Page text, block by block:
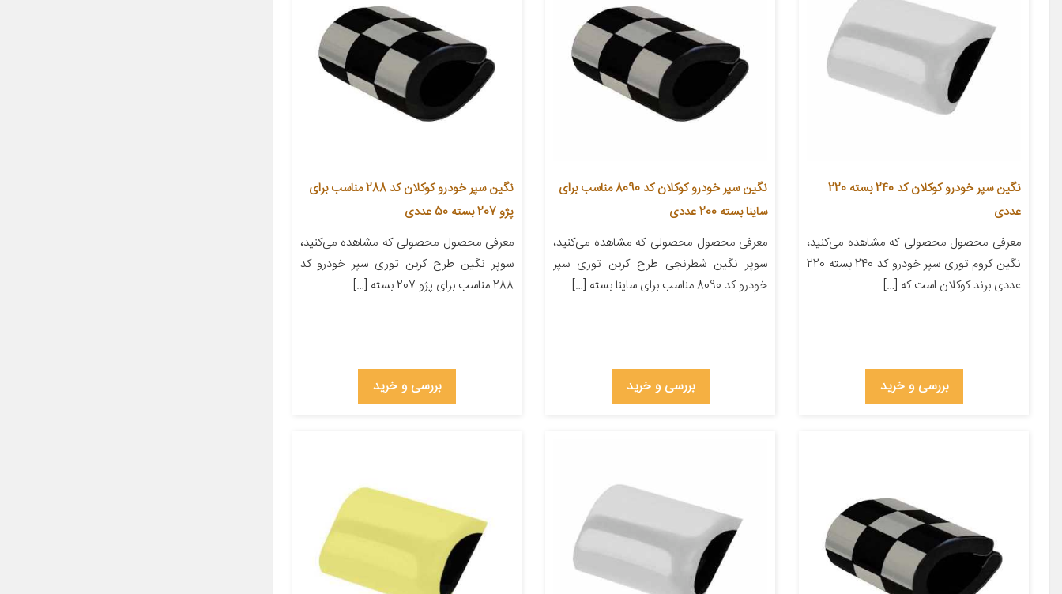
نگین سپر خودرو کوکلان کد 240 بسته 220
عددی
معرفی محصول محصولی که مشاهده می‌کنید،
نگین کروم توری سپر خودرو کد 240 بسته 220
عددی برند کوکلان است که […]
بررسی و خرید
نگین سپر خودرو کوکلان کد 8090 مناسب برای
ساینا بسته 200 عددی
معرفی محصول محصولی که مشاهده می‌کنید،
سوپر نگین شطرنجی طرح کربن توری سپر
خودرو کد 8090 مناسب برای ساینا بسته […]
بررسی و خرید
نگین سپر خودرو کوکلان کد 288 مناسب برای
پژو 207 بسته 50 عددی
معرفی محصول محصولی که مشاهده می‌کنید،
سوپر نگین طرح کربن توری سپر خودرو کد
288 مناسب برای پژو 207 بسته […]
بررسی و خرید